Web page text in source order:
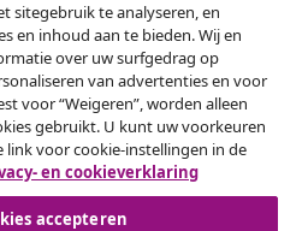
indienen
de overeenkomst
sitegebruik te analyseren, en
en inhoud aan te bieden. Wij en
over uw surfgedrag op
van advertenties en voor
voor “Weigeren”, worden alleen
gebruikt. U kunt uw voorkeuren
voor cookie-instellingen in de
en cookieverklaring
accepteren